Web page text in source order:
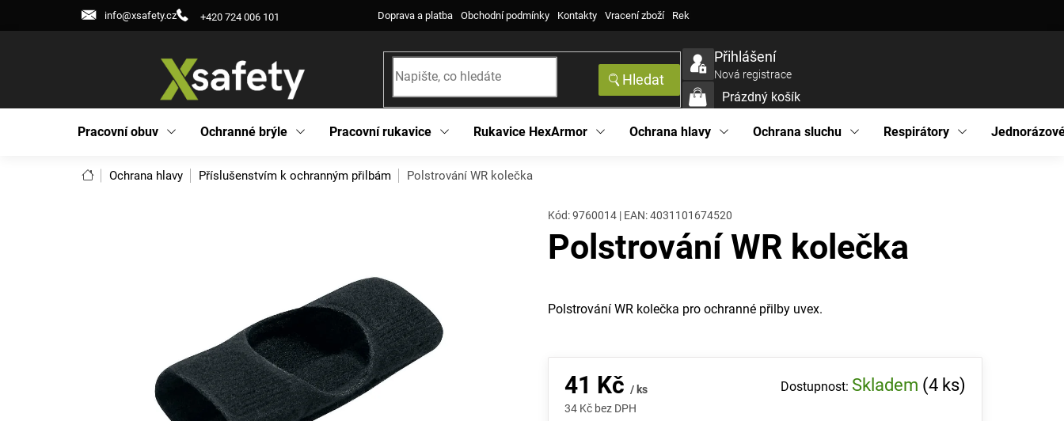
+420 724 006 101
info@xsafety.cz Doprava a platba Obchodní podmínky Kontakty Vracení zboží Reklamace zboží
Hledat
Přihlášení
Nová registrace
NÁKUPNÍ
KOŠÍK
Prázdný košík
Pracovní obuv Ochranné brýle Pracovní rukavice Rukavice HexArmor Ochrana hlavy Ochrana sluchu Respirátory
DomůOchrana hlavy Příslušenstvím k ochranným přilbám Polstrování WR kolečka
Polstrování WR kolečka
Kód:9760014 | EAN:4031101674520
Polstrování WR kolečka pro ochranné přilby uvex.
41 Kč / ks
34 Kč bez DPH
Skladem (4 ks)